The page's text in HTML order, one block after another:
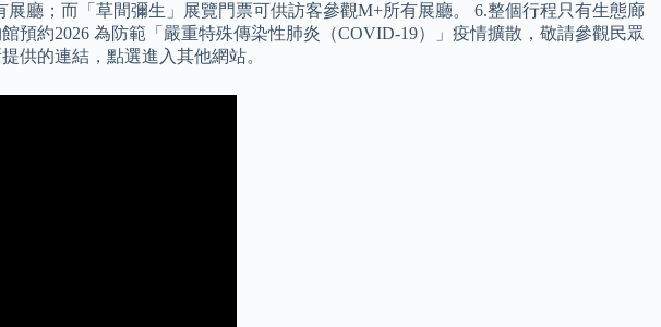
廳；而「草間彌生」展覽門票可供訪客參觀M+所有展廳。 6.整個行程只有生態廊
約2026 為防範「嚴重特殊傳染性肺炎（COVID-19）」疫情擴散，敬請參觀民眾
供的連結，點選進入其他網站。